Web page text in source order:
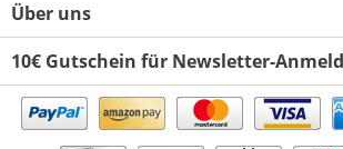
Über uns
10€ Gutschein für Newsletter-